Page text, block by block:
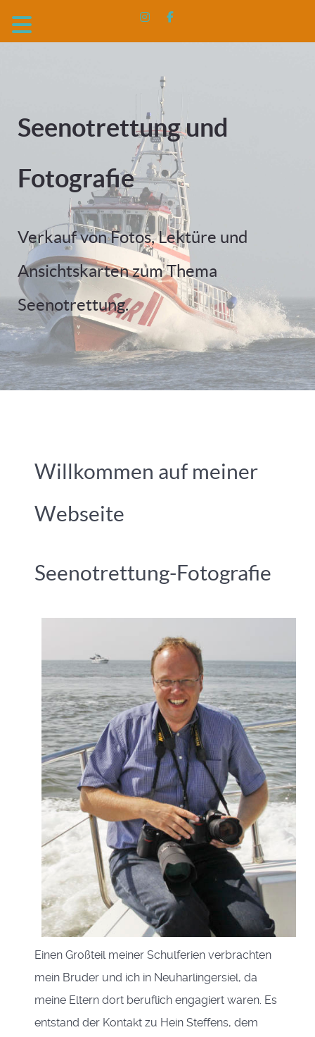
Seenotrettung und
Fotografie
Verkauf von Fotos, Lektüre und
Ansichtskarten zum Thema
Seenotrettung.
Willkommen auf meiner
Webseite
Seenotrettung-Fotografie
Einen Großteil meiner Schulferien verbrachten
mein Bruder und ich in Neuharlingersiel, da
meine Eltern dort beruflich engagiert waren. Es
entstand der Kontakt zu Hein Steffens, dem